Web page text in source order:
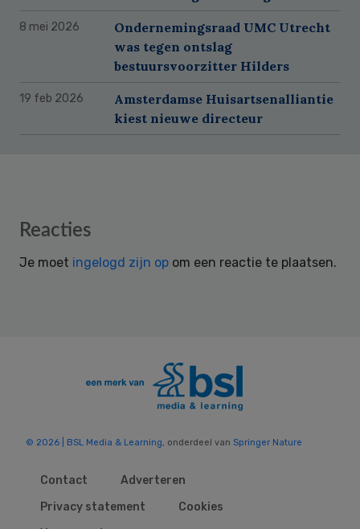
8 mei 2026
Ondernemingsraad UMC Utrecht
was tegen ontslag
bestuursvoorzitter Hilders
19 feb 2026
Amsterdamse Huisartsenalliantie
kiest nieuwe directeur
Reader
Reacties
Je moet ingelogd zijn op om een reactie te plaatsen.
© 2026 | BSL Media & Learning , onderdeel van Springer Nature
Contact
Adverteren
Privacy statement
Cookies